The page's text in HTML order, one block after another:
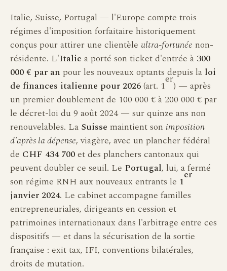
Italie, Suisse, Portugal — l'Europe compte trois
régimes d'imposition forfaitaire historiquement
conçus pour attirer une clientèle ultra-fortunée non-
résidente. L'Italie a porté son ticket d'entrée à 300
000 € par an pour les nouveaux optants depuis la loi
de finances italienne pour 2026(art. 1
er
) — après
un premier doublement de 100 000 € à 200 000 € par
le décret-loi du 9 août 2024 — sur quinze ans non
renouvelables. La Suisse maintient son imposition
d'après la dépense, viagère, avec un plancher fédéral
de CHF 434 700et des planchers cantonaux qui
peuvent doubler ce seuil. Le Portugal, lui, a fermé
son régime RNH aux nouveaux entrants le 1
er
janvier 2024. Le cabinet accompagne familles
entrepreneuriales, dirigeants en cession et
patrimoines internationaux dans l'arbitrage entre ces
dispositifs — et dans la sécurisation de la sortie
française : exit tax, IFI, conventions bilatérales,
droits de mutation.